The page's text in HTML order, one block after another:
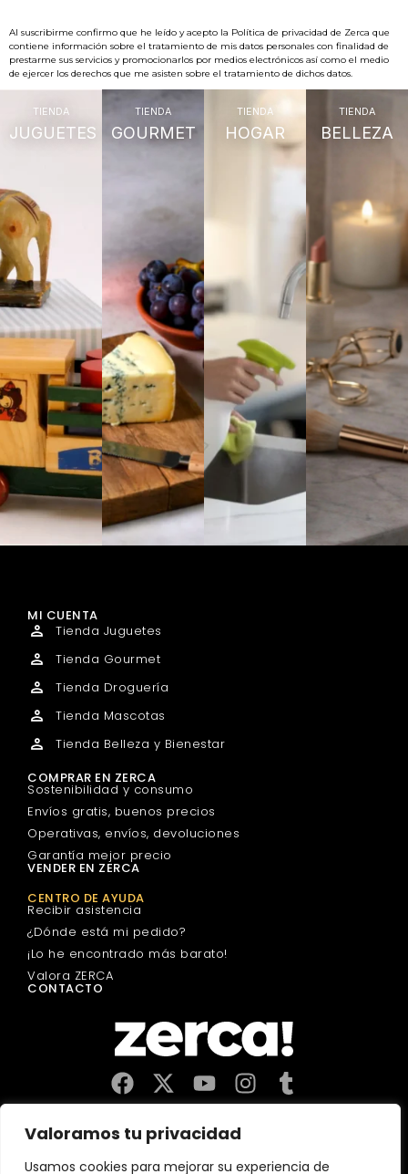
Valoramos tu privacidad
Usamos cookies para mejorar su experiencia de
Al suscribirme confirmo que he leído y acepto la Política de privacidad de Zerca que
contiene información sobre el tratamiento de mis datos personales con finalidad de
prestarme sus servicios y promocionarlos por medios electrónicos así como el medio
de ejercer los derechos que me asisten sobre el tratamiento de dichos datos.
TIENDA
JUGUETES
TIENDA
GOURMET
TIENDA
HOGAR
TIENDA
BELLEZA
impuestos aquí, y dinamizan economía y empleo en tu
MI CUENTA
Tienda Juguetes
Tienda Gourmet
Tienda Droguería
Tienda Mascotas
Tienda Belleza y Bienestar
COMPRAR EN ZERCA
Sostenibilidad y consumo
Envíos gratis, buenos precios
Operativas, envíos, devoluciones
Garantía mejor precio
VENDER EN ZERCA
CENTRO DE AYUDA
Recibir asistencia
¿Dónde está mi pedido?
¡Lo he encontrado más barato!
Valora ZERCA
CONTACTO